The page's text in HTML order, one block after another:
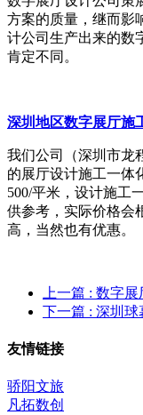
方案的质量，继而影
计公司生产出来的数
肯定不同。
深圳地区数字展厅施
我们公司（深圳市龙
的展厅设计施工一体
500/平米，设计施工
供参考，实际价格会
高，当然也有优惠。
上一篇 : 数字展
下一篇 : 深圳球
友情链接
骄阳文旅
凡拓数创